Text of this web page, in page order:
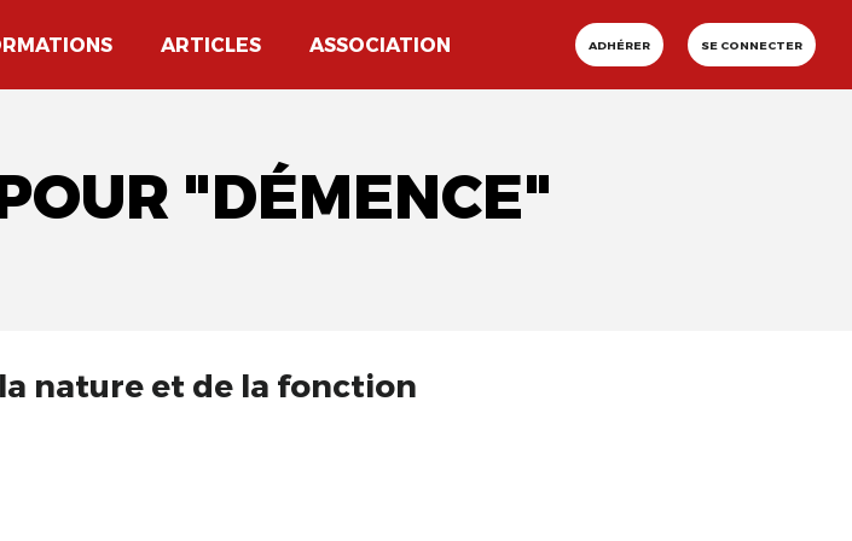
ARTICLES ASSOCIATION ADHÉRER SE CONNECTER
"DÉMENCE"
nature et de la fonction